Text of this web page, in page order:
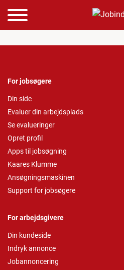
For jobsøgere
Din side
Evaluer din arbejdsplads
Se evalueringer
Opret profil
Apps til jobsøgning
Kaares Klumme
Ansøgningsmaskinen
Support for jobsøgere
For arbejdsgivere
Din kundeside
Indryk annonce
Jobannoncering